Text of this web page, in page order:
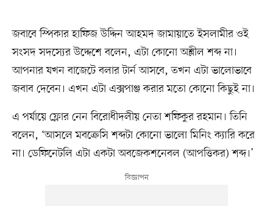
জবাবে স্পিকার হাফিজ উদ্দিন আহমদ জামায়াতে ইসলামীর ওই
সংসদ সদস্যের উদ্দেশে বলেন, এটা কোনো অশ্লীল শব্দ না।
আপনার যখন বাজেটে বলার টার্ন আসবে, তখন এটা ভালোভাবে
জবাব দেবেন। এখন এটা এক্সপাঞ্জ করার মতো কোনো কিছুই না।
এ পর্যায়ে ফ্লোর নেন বিরোধীদলীয় নেতা শফিকুর রহমান। তিনি
বলেন, ‘আসলে মবক্রেসি শব্দটা কোনো ভালো মিনিং ক্যারি করে
না। ডেফিনেটলি এটা একটা অবজেকশনেবল (আপত্তিকর) শব্দ।’